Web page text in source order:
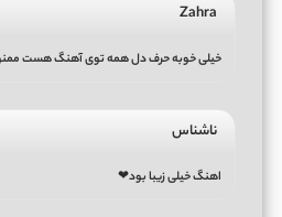
Zahra
خیلی خوبه حرف دل همه توی آهنگ هست
ناشناس
اهنگ خیلی زیبا بود❤